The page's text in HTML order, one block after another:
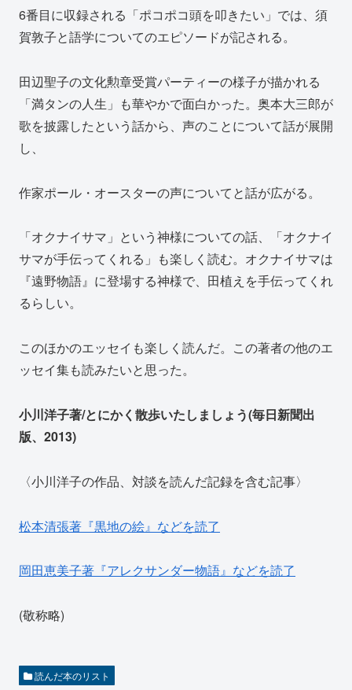
6番目に収録される「ポコポコ頭を叩きたい」では、須
賀敦子と語学についてのエピソードが記される。
田辺聖子の文化勲章受賞パーティーの様子が描かれる
「満タンの人生」も華やかで面白かった。奥本大三郎が
歌を披露したという話から、声のことについて話が展開
し、
作家ポール・オースターの声についてと話が広がる。
「オクナイサマ」という神様についての話、「オクナイ
サマが手伝ってくれる」も楽しく読む。オクナイサマは
『遠野物語』に登場する神様で、田植えを手伝ってくれ
るらしい。
このほかのエッセイも楽しく読んだ。この著者の他のエ
ッセイ集も読みたいと思った。
小川洋子著/とにかく散歩いたしましょう(毎日新聞出
版、2013)
〈小川洋子の作品、対談を読んだ記録を含む記事〉
松本清張著『黒地の絵』などを読了
岡田恵美子著『アレクサンダー物語』などを読了
(敬称略)
読んだ本のリスト